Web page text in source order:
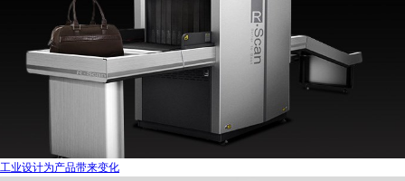
工业设计为产品带来变化